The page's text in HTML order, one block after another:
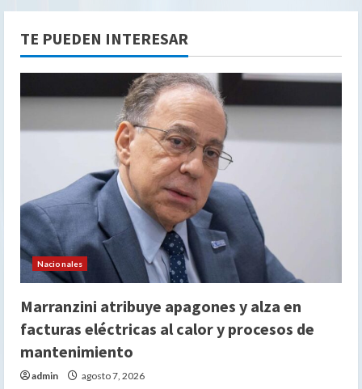
TE PUEDEN INTERESAR
Nacionales
Marranzini atribuye apagones y alza en
facturas eléctricas al calor y procesos de
mantenimiento
admin agosto 7, 2026